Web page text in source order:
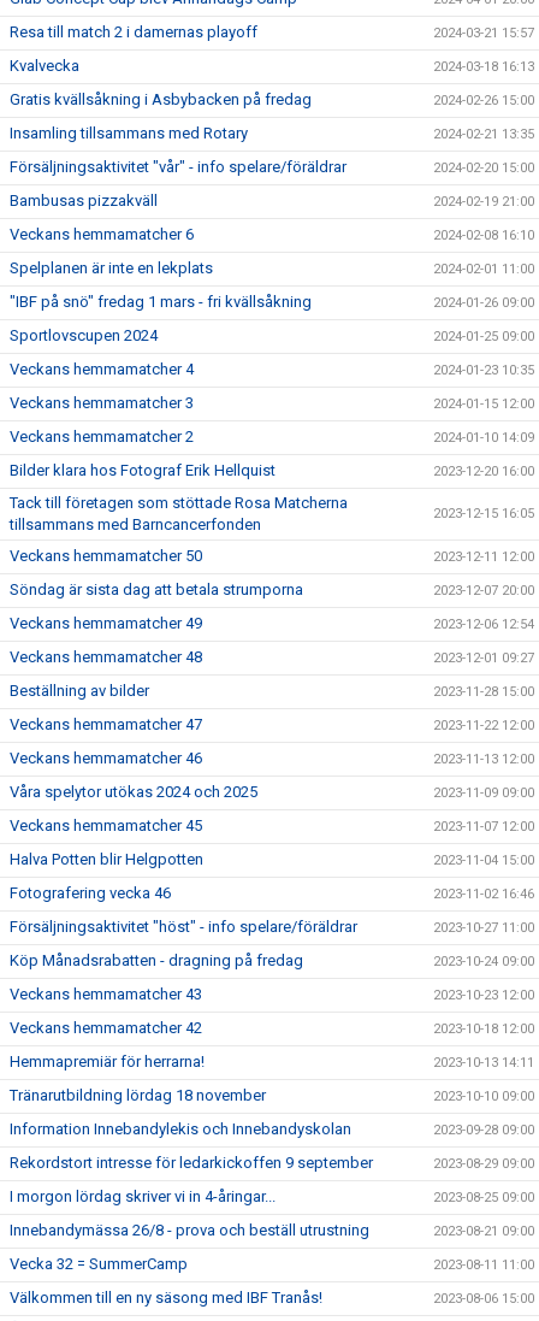
Resa till match 2 i damernas playoff 2024-03-21 15:57
Kvalvecka 2024-03-18 16:13
Gratis kvällsåkning i Asbybacken på fredag 2024-02-26 15:00
Insamling tillsammans med Rotary 2024-02-21 13:35
Försäljningsaktivitet "vår" - info spelare/föräldrar 2024-02-20 15:00
Bambusas pizzakväll 2024-02-19 21:00
Veckans hemmamatcher 6 2024-02-08 16:10
Spelplanen är inte en lekplats 2024-02-01 11:00
"IBF på snö" fredag 1 mars - fri kvällsåkning 2024-01-26 09:00
Sportlovscupen 2024 2024-01-25 09:00
Veckans hemmamatcher 4 2024-01-23 10:35
Veckans hemmamatcher 3 2024-01-15 12:00
Veckans hemmamatcher 2 2024-01-10 14:09
Bilder klara hos Fotograf Erik Hellquist 2023-12-20 16:00
Tack till företagen som stöttade Rosa Matcherna
tillsammans med Barncancerfonden
2023-12-15 16:05
Veckans hemmamatcher 50 2023-12-11 12:00
Söndag är sista dag att betala strumporna 2023-12-07 20:00
Veckans hemmamatcher 49 2023-12-06 12:54
Veckans hemmamatcher 48 2023-12-01 09:27
Beställning av bilder 2023-11-28 15:00
Veckans hemmamatcher 47 2023-11-22 12:00
Veckans hemmamatcher 46 2023-11-13 12:00
Våra spelytor utökas 2024 och 2025 2023-11-09 09:00
Veckans hemmamatcher 45 2023-11-07 12:00
Halva Potten blir Helgpotten 2023-11-04 15:00
Fotografering vecka 46 2023-11-02 16:46
Försäljningsaktivitet "höst" - info spelare/föräldrar 2023-10-27 11:00
Köp Månadsrabatten - dragning på fredag 2023-10-24 09:00
Veckans hemmamatcher 43 2023-10-23 12:00
Veckans hemmamatcher 42 2023-10-18 12:00
Hemmapremiär för herrarna! 2023-10-13 14:11
Tränarutbildning lördag 18 november 2023-10-10 09:00
Information Innebandylekis och Innebandyskolan 2023-09-28 09:00
Rekordstort intresse för ledarkickoffen 9 september 2023-08-29 09:00
I morgon lördag skriver vi in 4-åringar... 2023-08-25 09:00
Innebandymässa 26/8 - prova och beställ utrustning 2023-08-21 09:00
Vecka 32 = SummerCamp 2023-08-11 11:00
Välkommen till en ny säsong med IBF Tranås! 2023-08-06 15:00